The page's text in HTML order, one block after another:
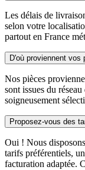
Les délais de
selon votre
partout en France
D'où proviennent
Nos pièces
sont issues du
soigneusement
Proposez-vous des
Oui ! Nous
tarifs préférentiels,
facturation adaptée.